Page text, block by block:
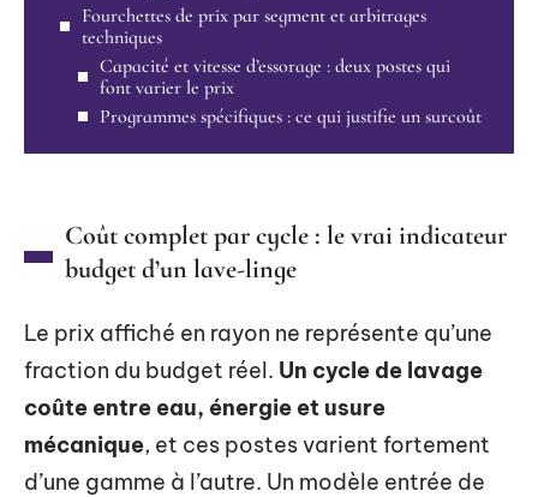
Fourchettes de prix par segment et arbitrages
techniques
Capacité et vitesse d’essorage : deux postes qui
font varier le prix
Programmes spécifiques : ce qui justifie un surcoût
Coût complet par cycle : le vrai indicateur
budget d’un lave-linge
Le prix affiché en rayon ne représente qu’une
fraction du budget réel. Un cycle de lavage
coûte entre eau, énergie et usure
mécanique, et ces postes varient fortement
d’une gamme à l’autre. Un modèle entrée de